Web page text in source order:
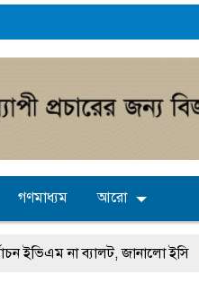
গণমাধ্যম আরো
না ব্যালট, জানালো ইসি